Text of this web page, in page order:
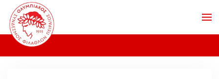
Skip to main content